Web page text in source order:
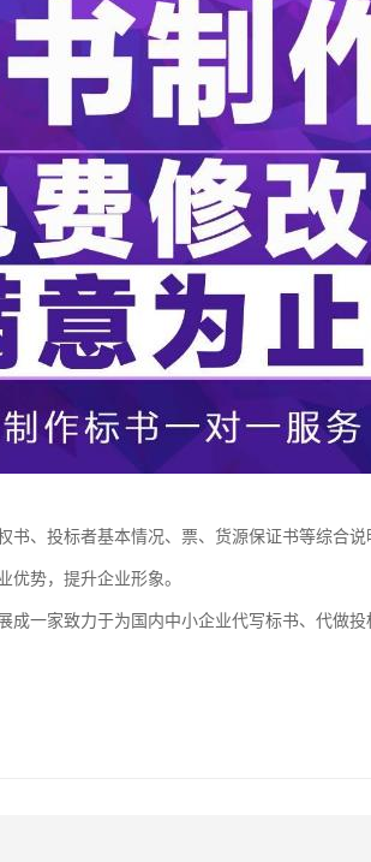
书、投标者基本情况、票、货源保证书等综合
优势，提升企业形象。
一家致力于为国内中小企业代写标书、代做投